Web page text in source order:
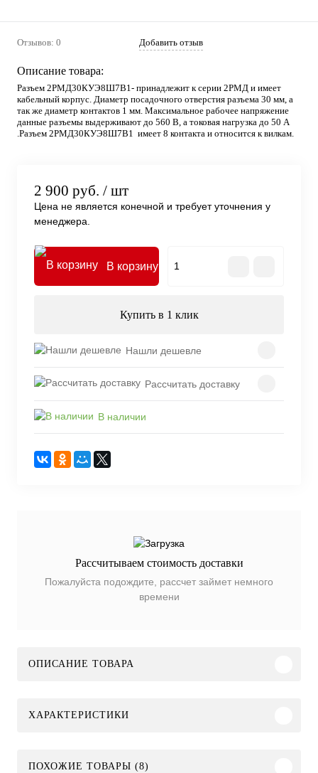
Отзывов: 0 Добавить отзыв
Описание товара:
Разъем 2РМД30КУЭ8Ш7В1- принадлежит к серии 2РМД и имеет
кабельный корпус. Диаметр посадочного отверстия разъема 30 мм, а
так же диаметр контактов 1 мм. Максимальное рабочее напряжение
данные разъемы выдерживают до 560 В, а токовая нагрузка до 50 А
.Разъем 2РМД30КУЭ8Ш7В1 имеет 8 контакта и относится к вилкам.
2 900 руб. / шт
Цена не является конечной и требует уточнения у
менеджера.
В корзину
Купить в 1 клик
Нашли дешевле
Рассчитать доставку
В наличии
Рассчитываем стоимость доставки
Пожалуйста подождите, рассчет займет немного
времени
ОПИСАНИЕ ТОВАРА
ХАРАКТЕРИСТИКИ
ПОХОЖИЕ ТОВАРЫ (8)